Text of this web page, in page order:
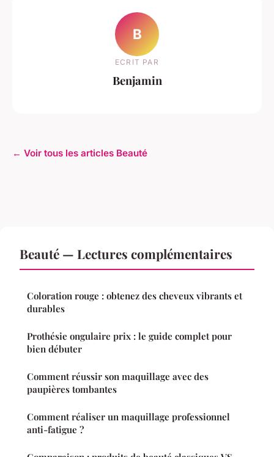
B
ECRIT PAR
Benjamin
← Voir tous les articles Beauté
Beauté — Lectures complémentaires
Coloration rouge : obtenez des cheveux vibrants et
durables
Prothésie ongulaire prix : le guide complet pour
bien débuter
Comment réussir son maquillage avec des
paupières tombantes
Comment réaliser un maquillage professionnel
anti-fatigue ?